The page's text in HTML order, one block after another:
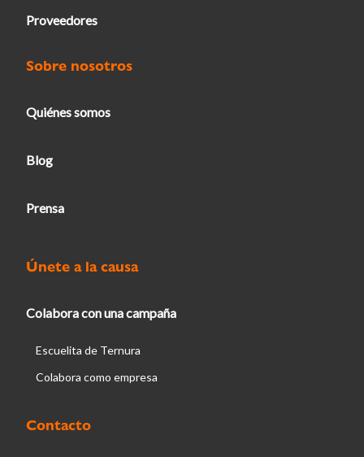
Proveedores
Sobre nosotros
Quiénes somos
Blog
Prensa
Únete a la causa
Colabora con una campaña
Escuelita de Ternura
Colabora como empresa
Contacto